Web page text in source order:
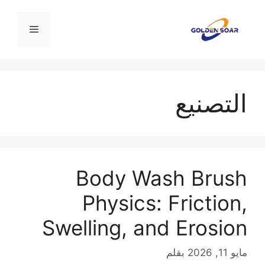
المحتوى
القائمة
التصنيع
Body Wash Brush
Physics: Friction,
Swelling, and Erosion
مايو 11, 2026
بقلم